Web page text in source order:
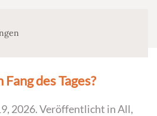
des Tages?
2026. Veröffentlicht inAll,